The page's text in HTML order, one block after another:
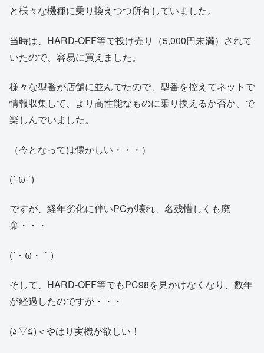
と様々な機種に乗り換えつつ所有していました。
当時は、HARD-OFF等で投げ売り（5,000円未満）されて
いたので、容易に買えました。
様々な型番が店舗に並んでたので、型番を控えてネットで
情報収集して、より高性能なものに乗り換えるか否か、で
楽しんでいました。
（今となっては懐かしい・・・）
(´-ω-`)
ですが、経年劣化に伴いPCが壊れ、名残惜しくも廃
棄・・・
(´・ω・｀)
そして、HARD-OFF等でもPC98を見かけなくなり、数年
が経過したのですが・・・
(≧▽≦)＜やはり実機が欲しい！